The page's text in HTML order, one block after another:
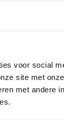
voor social
site met
met andere
Kunnen
Mail
Hovenier of